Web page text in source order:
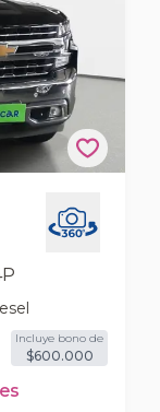
Diesel 4x4
Incluye bono de
$600.000